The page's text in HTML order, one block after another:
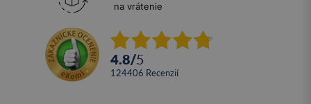
na vrátenie
4.8/5
124406 recenzií